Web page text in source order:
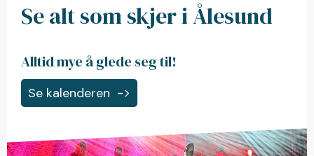
Se alt som skjer i Ålesund
Alltid mye å glede seg til!
Se kalenderen ->